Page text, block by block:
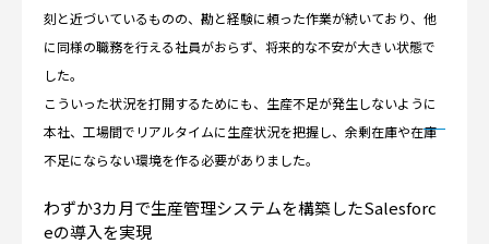
刻と近づいているものの、勘と経験に頼った作業が続いており、他
に同様の職務を行える社員がおらず、将来的な不安が大きい状態で
した。
こういった状況を打開するためにも、生産不足が発生しないように
本社、工場間でリアルタイムに生産状況を把握し、余剰在庫や在庫
不足にならない環境を作る必要がありました。
わずか3カ月で生産管理システムを構築したSalesforc
eの導入を実現